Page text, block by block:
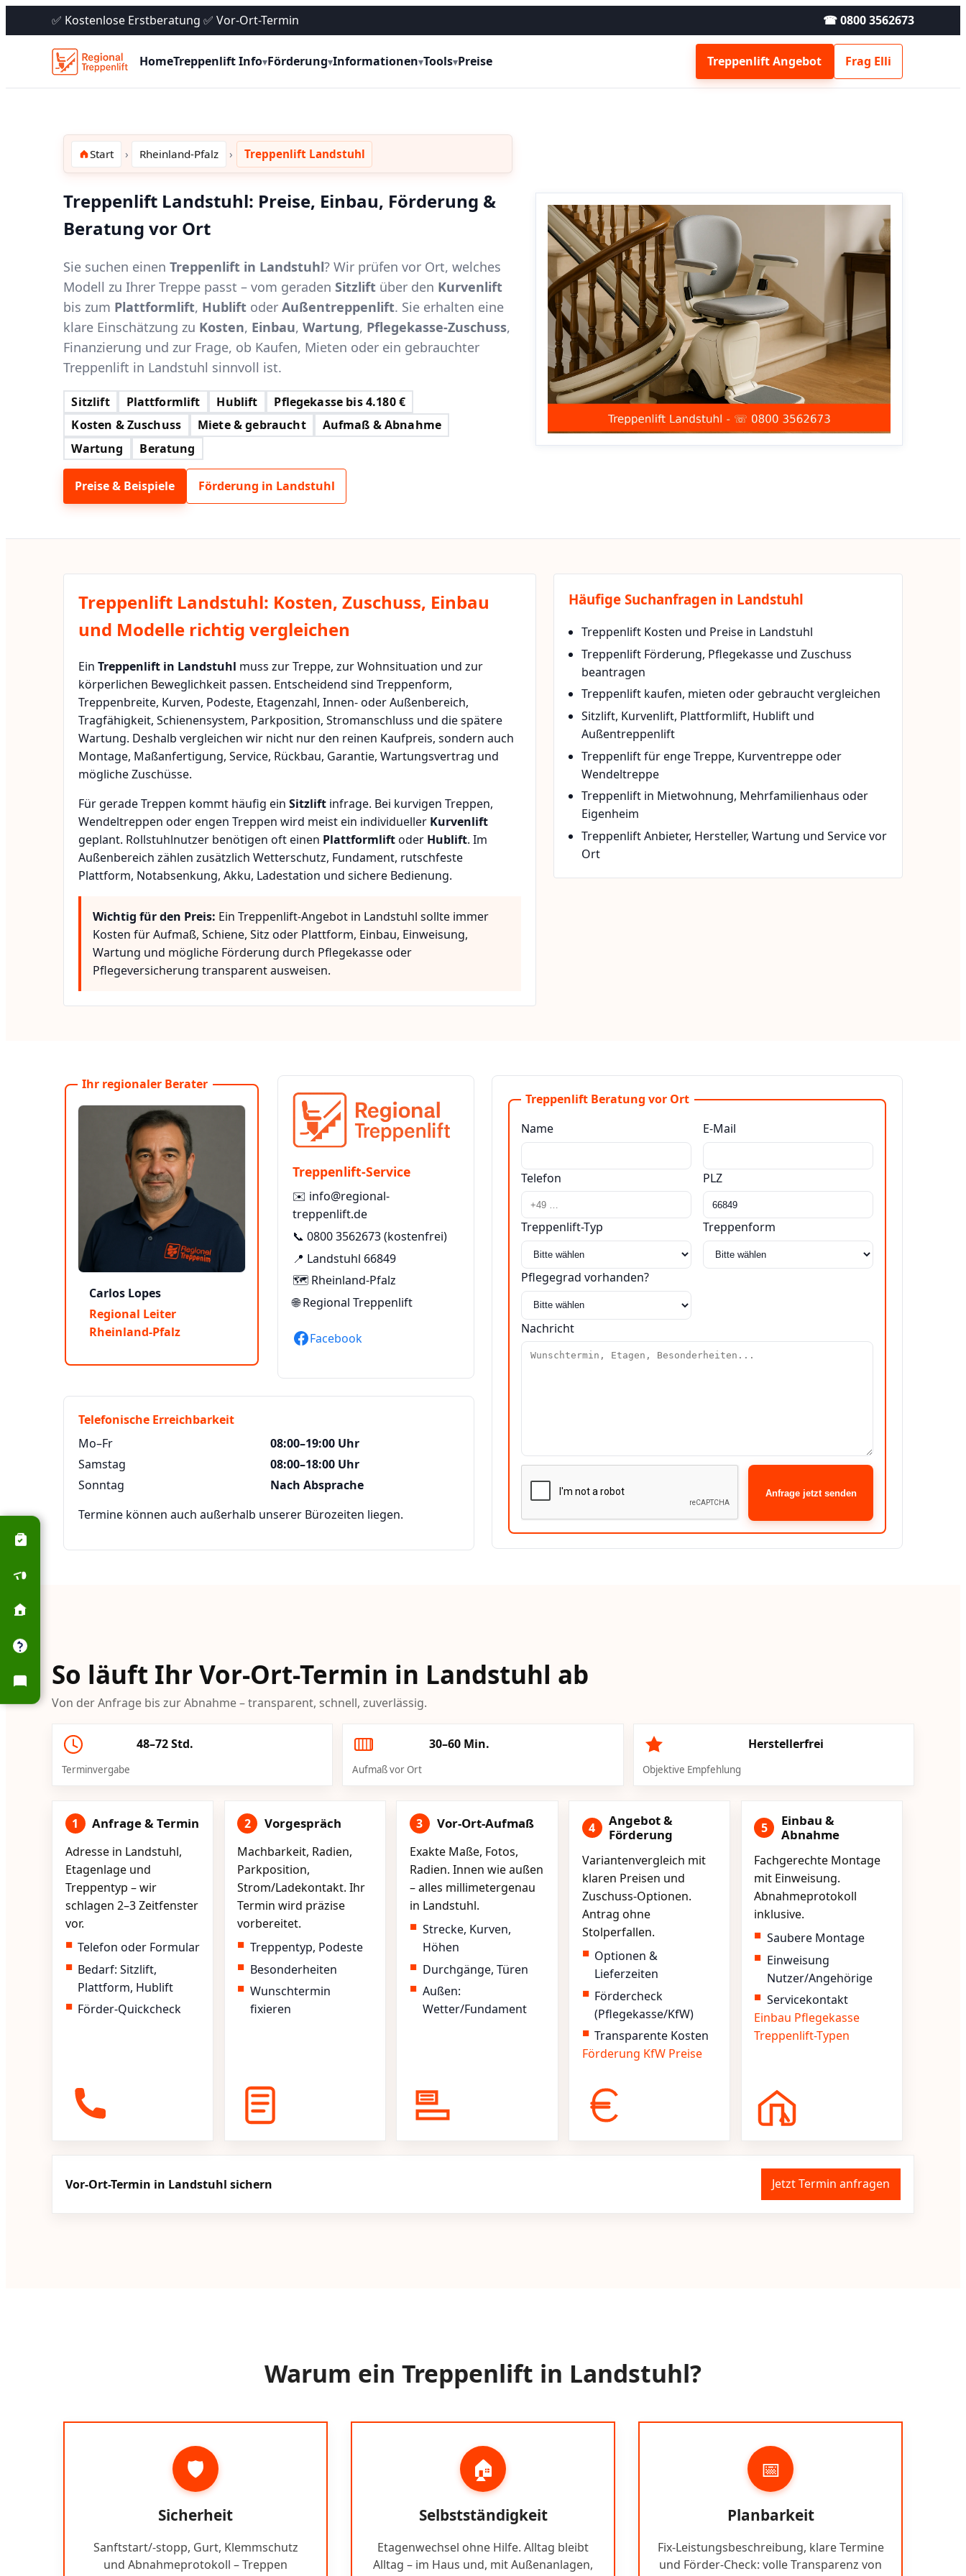
✅ Kostenlose Erstberatung ✅ Vor-Ort-Termin ☎ 0800 3562673
HomeTreppenlift Info▾Förderung▾Informationen▾Tools▾Preise Treppenlift Angebot Frag Elli
Start Rheinland-Pfalz Treppenlift Landstuhl
Treppenlift Landstuhl: Preise, Einbau, Förderung &
Beratung vor Ort
Sie suchen einen Treppenlift in Landstuhl? Wir prüfen vor Ort, welches
Modell zu Ihrer Treppe passt – vom geraden Sitzlift über den Kurvenlift
bis zum Plattformlift, Hublift oder Außentreppenlift. Sie erhalten eine
klare Einschätzung zu Kosten, Einbau, Wartung, Pflegekasse-Zuschuss,
Finanzierung und zur Frage, ob Kaufen, Mieten oder ein gebrauchter
Treppenlift in Landstuhl sinnvoll ist.
Sitzlift Plattformlift Hublift
Pflegekasse bis 4.180 €
Kosten & Zuschuss
Miete & gebraucht
Aufmaß & Abnahme
Wartung
Beratung
Preise & Beispiele Förderung in Landstuhl
Treppenlift Landstuhl: Kosten, Zuschuss, Einbau
und Modelle richtig vergleichen
Ein Treppenlift in Landstuhl muss zur Treppe, zur Wohnsituation und zur
körperlichen Beweglichkeit passen. Entscheidend sind Treppenform,
Treppenbreite, Kurven, Podeste, Etagenzahl, Innen- oder Außenbereich,
Tragfähigkeit, Schienensystem, Parkposition, Stromanschluss und die spätere
Wartung. Deshalb vergleichen wir nicht nur den reinen Kaufpreis, sondern auch
Montage, Maßanfertigung, Service, Rückbau, Garantie, Wartungsvertrag und
mögliche Zuschüsse.
Für gerade Treppen kommt häufig ein Sitzlift infrage. Bei kurvigen Treppen,
Wendeltreppen oder engen Treppen wird meist ein individueller Kurvenlift
geplant. Rollstuhlnutzer benötigen oft einen Plattformliftoder Hublift. Im
Außenbereich zählen zusätzlich Wetterschutz, Fundament, rutschfeste
Plattform, Notabsenkung, Akku, Ladestation und sichere Bedienung.
Wichtig für den Preis: Ein Treppenlift-Angebot in Landstuhl sollte immer
Kosten für Aufmaß, Schiene, Sitz oder Plattform, Einbau, Einweisung,
Wartung und mögliche Förderung durch Pflegekasse oder
Pflegeversicherung transparent ausweisen.
Häufige Suchanfragen in Landstuhl
Treppenlift Kosten und Preise in Landstuhl
Treppenlift Förderung, Pflegekasse und Zuschuss
beantragen
Treppenlift kaufen, mieten oder gebraucht vergleichen
Sitzlift, Kurvenlift, Plattformlift, Hublift und
Außentreppenlift
Treppenlift für enge Treppe, Kurventreppe oder
Wendeltreppe
Treppenlift in Mietwohnung, Mehrfamilienhaus oder
Eigenheim
Treppenlift Anbieter, Hersteller, Wartung und Service vor
Ort
Ihr regionaler Berater
Carlos Lopes
Regional Leiter
Rheinland-Pfalz
Treppenlift-Service
✉️ info@regional-
treppenlift.de
📞 0800 3562673(kostenfrei)
📍 Landstuhl 66849
🗺️ Rheinland-Pfalz
🌐Regional Treppenlift
Facebook
Telefonische Erreichbarkeit
Mo–Fr
08:00–19:00 Uhr
Samstag
08:00–18:00 Uhr
Sonntag
Nach Absprache
Termine können auch außerhalb unserer Bürozeiten liegen.
Treppenlift Beratung vor Ort
Name
E-Mail
Telefon PLZ
Treppenlift-Typ Treppenform
Pflegegrad vorhanden?
Nachricht
Anfrage jetzt senden
So läuft Ihr Vor-Ort-Termin in Landstuhl ab
Von der Anfrage bis zur Abnahme – transparent, schnell, zuverlässig.
48–72 Std.
Terminvergabe
30–60 Min.
Aufmaß vor Ort
Herstellerfrei
Objektive Empfehlung
1 Anfrage & Termin
Adresse in Landstuhl,
Etagenlage und
Treppentyp – wir
schlagen 2–3 Zeitfenster
vor.
Telefon oder Formular
Bedarf: Sitzlift,
Plattform, Hublift
Förder-Quickcheck
2 Vorgespräch
Machbarkeit, Radien,
Parkposition,
Strom/Ladekontakt. Ihr
Termin wird präzise
vorbereitet.
Treppentyp, Podeste
Besonderheiten
Wunschtermin
fixieren
3 Vor-Ort-Aufmaß
Exakte Maße, Fotos,
Radien. Innen wie außen
– alles millimetergenau
in Landstuhl.
Strecke, Kurven,
Höhen
Durchgänge, Türen
Außen:
Wetter/Fundament
4
Angebot &
Förderung
Variantenvergleich mit
klaren Preisen und
Zuschuss-Optionen.
Antrag ohne
Stolperfallen.
Optionen &
Lieferzeiten
Fördercheck
(Pflegekasse/KfW)
Transparente Kosten
Förderung KfW Preise
5
Einbau &
Abnahme
Fachgerechte Montage
mit Einweisung.
Abnahmeprotokoll
inklusive.
Saubere Montage
Einweisung
Nutzer/Angehörige
Servicekontakt
Einbau Pflegekasse
Treppenlift-Typen
Vor-Ort-Termin in Landstuhl sichern Jetzt Termin anfragen
Warum ein Treppenlift in Landstuhl?
🛡️
Sicherheit
Sanftstart/-stopp, Gurt, Klemmschutz
und Abnahmeprotokoll – Treppen
🏠
Selbstständigkeit
Etagenwechsel ohne Hilfe. Alltag bleibt
Alltag – im Haus und, mit Außenanlagen,
📅
Planbarkeit
Fix-Leistungsbeschreibung, klare Termine
und Förder-Check: volle Transparenz von